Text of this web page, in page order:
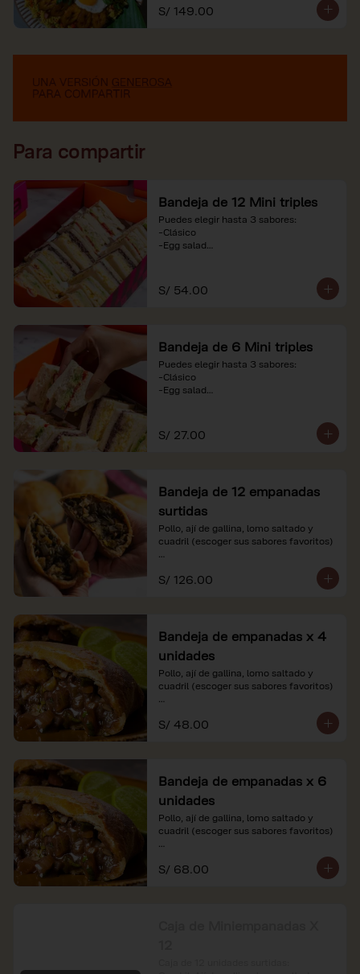
S/ 149.00
Para compartir
Bandeja de 12 Mini triples
Puedes elegir hasta 3 sabores:
-Clásico
-Egg salad
referenciales.
S/ 54.00
Bandeja de 6 Mini triples
Puedes elegir hasta 3 sabores:
-Clásico
-Egg salad
referenciales.
S/ 27.00
Bandeja de 12 empanadas
surtidas
Pollo, ají de gallina, lomo saltado y
cuadril (escoger sus sabores favoritos)
*Nuestros precios están expresados en
soles e incluyen impuestos de ley y
S/ 126.00
Bandeja de empanadas x 4
unidades
Pollo, ají de gallina, lomo saltado y
cuadril (escoger sus sabores favoritos)
*Nuestros precios están expresados en
soles e incluyen impuestos de ley y
S/ 48.00
Bandeja de empanadas x 6
unidades
Pollo, ají de gallina, lomo saltado y
cuadril (escoger sus sabores favoritos)
*Nuestros precios están expresados en
soles e incluyen impuestos de ley y
S/ 68.00